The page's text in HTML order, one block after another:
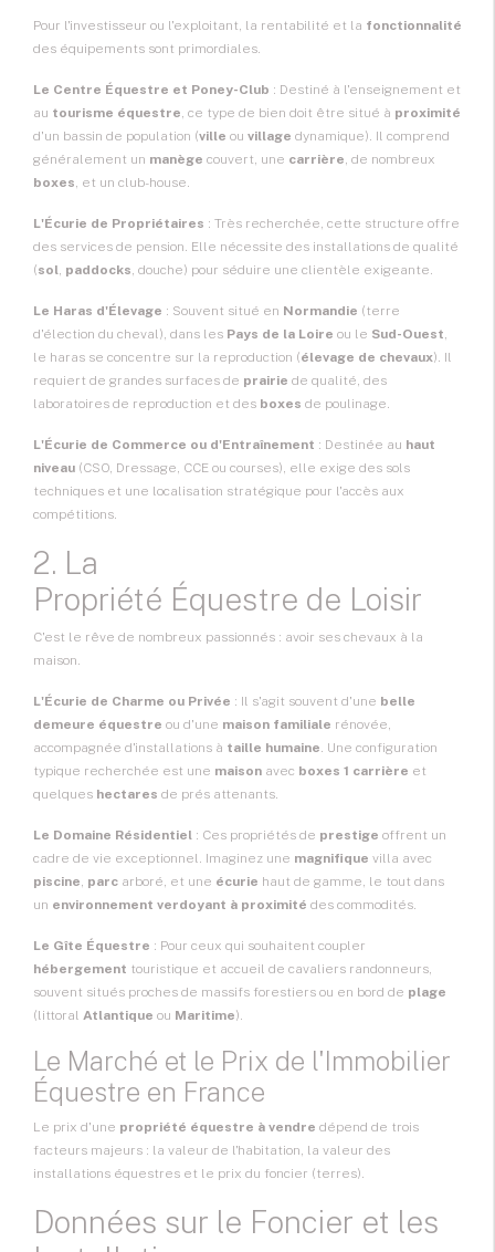
Pour l'investisseur ou l'exploitant, la rentabilité et la fonctionnalité
des équipements sont primordiales.
Le Centre Équestre et Poney-Club : Destiné à l'enseignement et
au tourisme équestre, ce type de bien doit être situé à proximité
d'un bassin de population (ville ou village dynamique). Il comprend
généralement un manège couvert, une carrière, de nombreux
boxes, et un club-house.
L'Écurie de Propriétaires : Très recherchée, cette structure offre
des services de pension. Elle nécessite des installations de qualité
(sol, paddocks, douche) pour séduire une clientèle exigeante.
Le Haras d'Élevage : Souvent situé en Normandie (terre
d'élection du cheval), dans les Pays de la Loire ou le Sud-Ouest,
le haras se concentre sur la reproduction (élevage de chevaux). Il
requiert de grandes surfaces de prairie de qualité, des
laboratoires de reproduction et des boxes de poulinage.
L'Écurie de Commerce ou d'Entraînement : Destinée au haut
niveau (CSO, Dressage, CCE ou courses), elle exige des sols
techniques et une localisation stratégique pour l'accès aux
compétitions.
2. La
Propriété Équestre de Loisir
C'est le rêve de nombreux passionnés : avoir ses chevaux à la
maison.
L'Écurie de Charme ou Privée : Il s'agit souvent d'une belle
demeure équestre ou d'une maison familiale rénovée,
accompagnée d'installations à taille humaine. Une configuration
typique recherchée est une maison avec boxes 1 carrière et
quelques hectares de prés attenants.
Le Domaine Résidentiel : Ces propriétés de prestige offrent un
cadre de vie exceptionnel. Imaginez une magnifique villa avec
piscine, parc arboré, et une écurie haut de gamme, le tout dans
un environnement verdoyant à proximité des commodités.
Le Gîte Équestre : Pour ceux qui souhaitent coupler
hébergement touristique et accueil de cavaliers randonneurs,
souvent situés proches de massifs forestiers ou en bord de plage
(littoral Atlantique ou Maritime).
Le Marché et le Prix de l'Immobilier
Équestre en France
Le prix d'une propriété équestre à vendre dépend de trois
facteurs majeurs : la valeur de l'habitation, la valeur des
installations équestres et le prix du foncier (terres).
Données sur le Foncier et les